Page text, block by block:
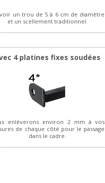
un trou de 5 à 6 cm de diamètre
et un scellement traditionnel.
4 platines fixes soudées
enlèverons environ 2 mm à vos
de chaque côté pour le passage
dans le cadre.